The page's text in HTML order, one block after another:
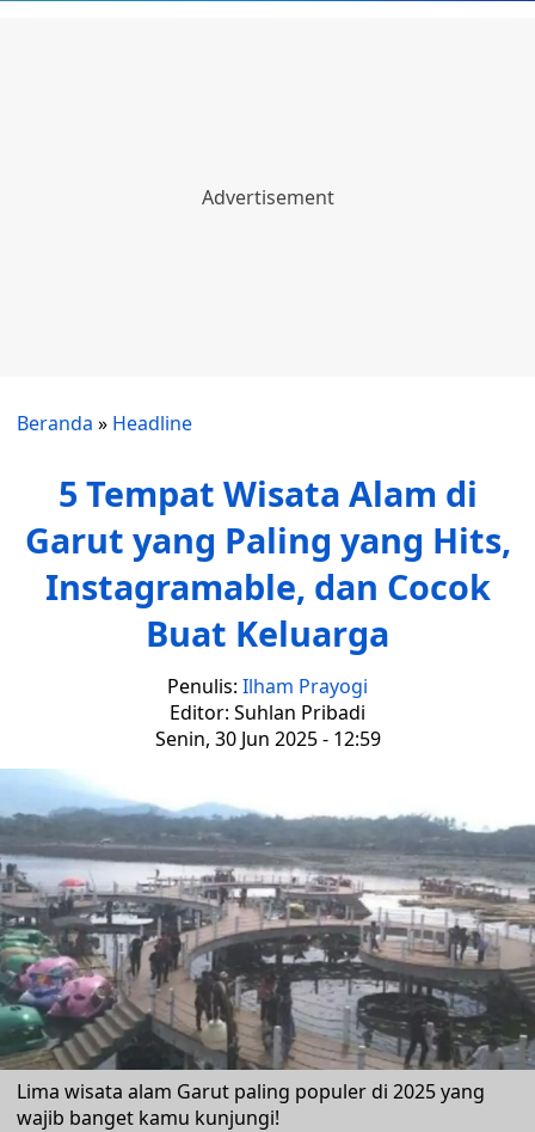
Beranda » Headline
5 Tempat Wisata Alam di
Garut yang Paling yang Hits,
Instagramable, dan Cocok
Buat Keluarga
Penulis: Ilham Prayogi
Editor: Suhlan Pribadi
Senin, 30 Jun 2025 - 12:59
Lima wisata alam Garut paling populer di 2025 yang
wajib banget kamu kunjungi!